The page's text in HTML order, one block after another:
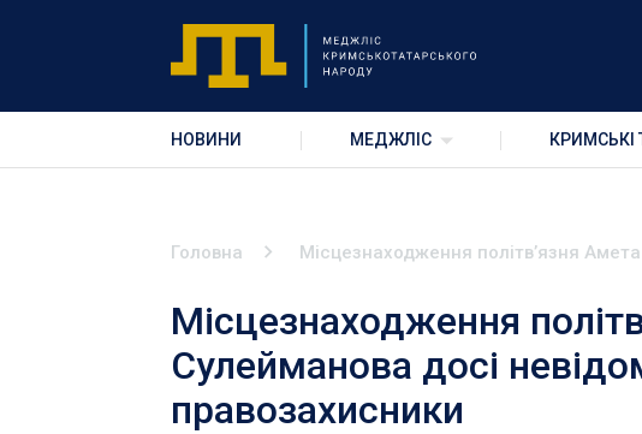
НОВИНИ МЕДЖЛІС КРИМСЬКІ
Головна Місцезнаходження політвʼязня
Місцезнаходження
Сулейманова досі
правозахисники